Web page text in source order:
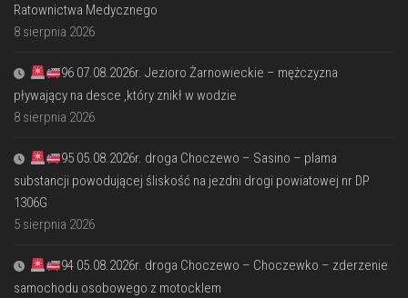
Ratownictwa Medycznego
8 sierpnia 2026
96 07.08.2026r. Jezioro Żarnowieckie – mężczyzna
pływający na desce ,który znikł w wodzie
8 sierpnia 2026
95 05.08.2026r. droga Choczewo – Sasino – plama
substancji powodującej śliskość na jezdni drogi powiatowej nr DP
1306G
5 sierpnia 2026
94 05.08.2026r. droga Choczewo – Choczewko – zderzenie
samochodu osobowego z motocklem